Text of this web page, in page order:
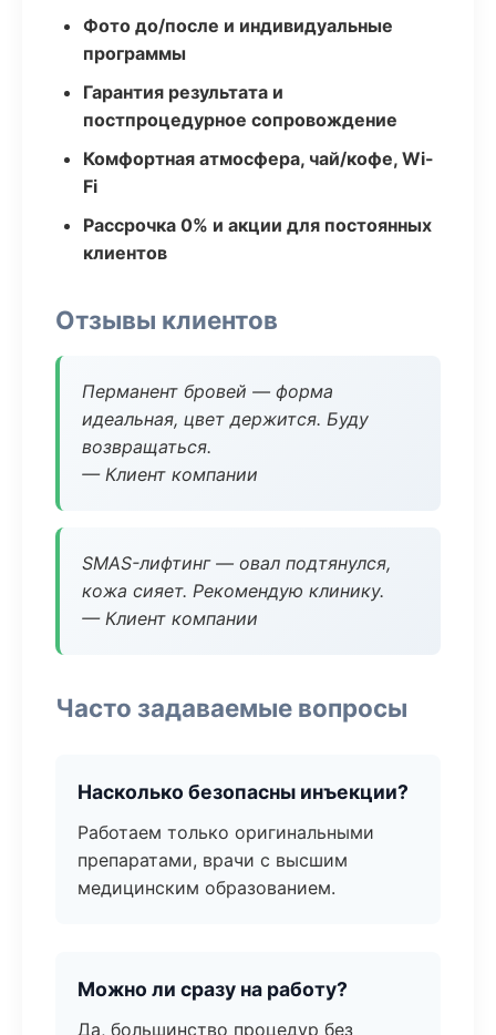
Фото до/после и индивидуальные
программы
Гарантия результата и
постпроцедурное сопровождение
Комфортная атмосфера, чай/кофе, Wi-
Fi
Рассрочка 0% и акции для постоянных
клиентов
Отзывы клиентов
Перманент бровей — форма
идеальная, цвет держится. Буду
возвращаться.
— Клиент компании
SMAS-лифтинг — овал подтянулся,
кожа сияет. Рекомендую клинику.
— Клиент компании
Часто задаваемые вопросы
Насколько безопасны инъекции?
Работаем только оригинальными
препаратами, врачи с высшим
медицинским образованием.
Можно ли сразу на работу?
Да, большинство процедур без